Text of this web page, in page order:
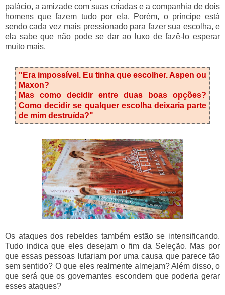
palácio, a amizade com suas criadas e a companhia de dois
homens que fazem tudo por ela. Porém, o príncipe está
sendo cada vez mais pressionado para fazer sua escolha, e
ela sabe que não pode se dar ao luxo de fazê-lo esperar
muito mais.
"Era impossível. Eu tinha que escolher. Aspen ou
Maxon?
Mas como decidir entre duas boas opções?
Como decidir se qualquer escolha deixaria parte
de mim destruída?"
Os ataques dos rebeldes também estão se intensificando.
Tudo indica que eles desejam o fim da Seleção. Mas por
que essas pessoas lutariam por uma causa que parece tão
sem sentido? O que eles realmente almejam? Além disso, o
que será que os governantes escondem que poderia gerar
esses ataques?